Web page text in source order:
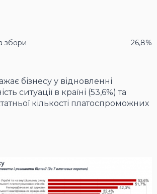
збори 26,8%
бізнесу у відновленні
ситуації в країні (53,6%) та
кількості платоспроможних